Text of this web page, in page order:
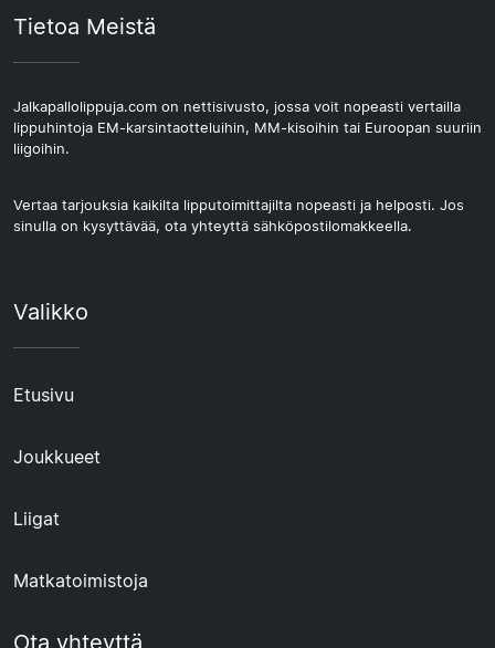
Tietoa Meistä
Jalkapallolippuja.com on nettisivusto, jossa voit nopeasti vertailla
lippuhintoja EM-karsintaotteluihin, MM-kisoihin tai Euroopan suuriin
liigoihin.
Vertaa tarjouksia kaikilta lipputoimittajilta nopeasti ja helposti. Jos
sinulla on kysyttävää, ota yhteyttä sähköpostilomakkeella.
Valikko
Etusivu
Joukkueet
Liigat
Matkatoimistoja
Ota yhteyttä